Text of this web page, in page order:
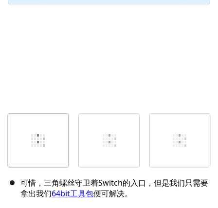
可惜，三角螺丝守卫着Switch的入口，但是我们只需要
拿出我们64bit工具包便可解决。